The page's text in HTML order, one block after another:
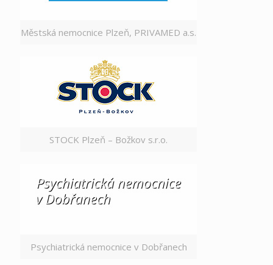
Městská nemocnice Plzeň, PRIVAMED a.s.
STOCK Plzeň – Božkov s.r.o.
Psychiatrická nemocnice v Dobřanech